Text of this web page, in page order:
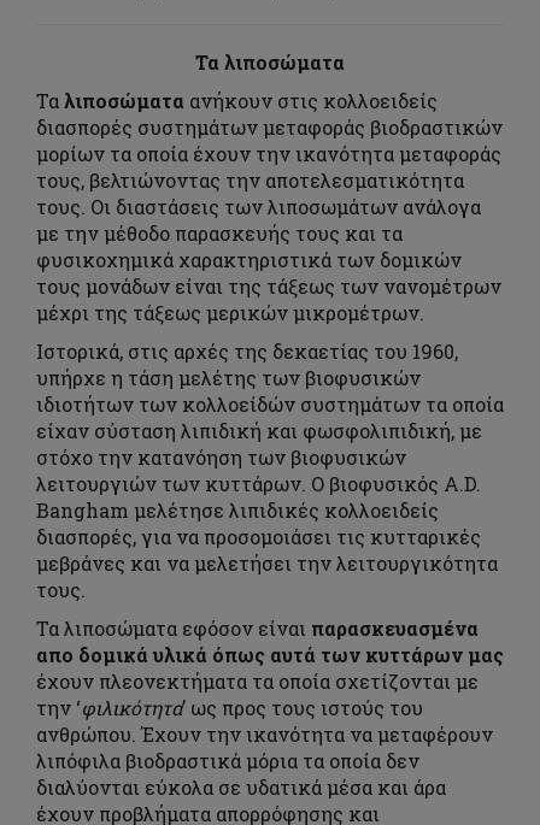
Τα λιποσώματα
Τα λιποσώματα ανήκουν στις κολλοειδείς
διασπορές συστημάτων μεταφοράς βιοδραστικών
μορίων τα οποία έχουν την ικανότητα μεταφοράς
τους, βελτιώνοντας την αποτελεσματικότητα
τους. Οι διαστάσεις των λιποσωμάτων ανάλογα
με την μέθοδο παρασκευής τους και τα
φυσικοχημικά χαρακτηριστικά των δομικών
τους μονάδων είναι της τάξεως των νανομέτρων
μέχρι της τάξεως μερικών μικρομέτρων.
Ιστορικά, στις αρχές της δεκαετίας του 1960,
υπήρχε η τάση μελέτης των βιοφυσικών
ιδιοτήτων των κολλοείδών συστημάτων τα οποία
είχαν σύσταση λιπιδική και φωσφολιπιδική, με
στόχο την κατανόηση των βιοφυσικών
λειτουργιών των κυττάρων. Ο βιοφυσικός A.D.
Bangham μελέτησε λιπιδικές κολλοειδείς
διασπορές, για να προσομοιάσει τις κυτταρικές
μεβράνες και να μελετήσει την λειτουργικότητα
τους.
Τα λιποσώματα εφόσον είναι παρασκευασμένα
απο δομικά υλικά όπως αυτά των κυττάρων μας
έχουν πλεονεκτήματα τα οποία σχετίζονται με
την ‘φιλικότητα’ ως προς τους ιστούς του
ανθρώπου. Έχουν την ικανότητα να μεταφέρουν
λιπόφιλα βιοδραστικά μόρια τα οποία δεν
διαλύονται εύκολα σε υδατικά μέσα και άρα
έχουν προβλήματα απορρόφησης και